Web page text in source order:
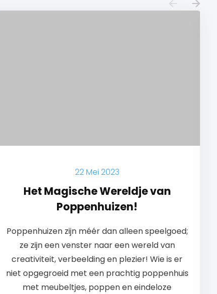
22 Mei 2023
Het Magische Wereldje van
Poppenhuizen!
Poppenhuizen zijn méér dan alleen speelgoed;
ze zijn een venster naar een wereld van
creativiteit, verbeelding en plezier! Wie is er
niet opgegroeid met een prachtig poppenhuis
met meubeltjes, poppen en eindeloze